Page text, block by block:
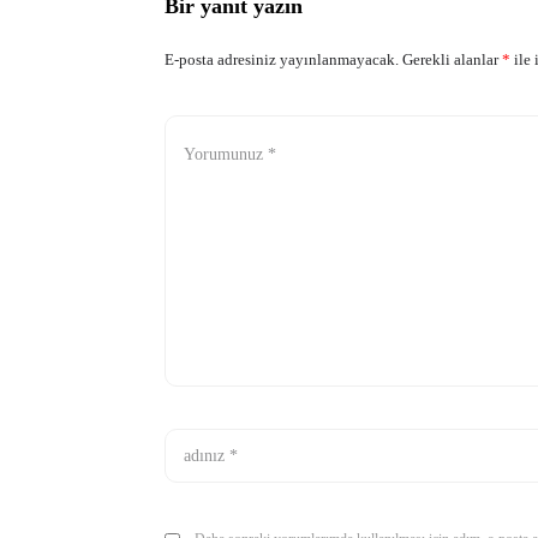
Bir yanıt yazın
E-posta adresiniz yayınlanmayacak. Gerekli alanlar* ile